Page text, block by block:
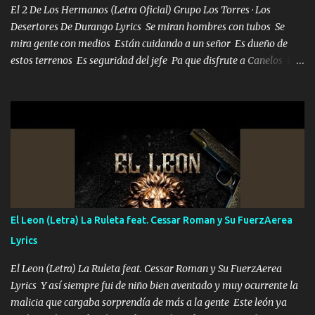
mueven solo por el interés P...
El 2 De Los Hermanos (Letra Oficial) Grupo Los Torres · Los
Desertores De Durango Lyrics Se miran hombres con tubos Se
mira gente con medios Están cuidando a un señor Es dueño de
estos terrenos Es seguridad del jefe Pa que disfrute a Canelos Es
ni tampoco las mujeres porque es platica de grandes por eso hay
que estar alegres doy las instrucciones para atender los deberes
Música Si es que salta algún problema de confianza tengo gente
ahí está el Hombre Cuarenta y también Pariente 7 arreglan
cualquier problema no más es cuestión que ordené NOS HACE
FALTA UN HERMANO DE CLAVE ERA EL 24 SIEMPRE FUE UN
HOMBRE VALIENTE POR ALGO M'URIÓ PELEAND0 SIEMPRE
VIO POR LA FAMILIA PARA QUE SIGA EL LEGADO Es el DOS de
los HERMANOS un cerebro inteligente y com...
El Leon (Letra) La Ruleta feat. Cessar Roman y Su FuerzAerea
Lyrics
El Leon (Letra) La Ruleta feat. Cessar Roman y Su FuerzAerea
Lyrics Y así siempre fui de niño bien aventado y muy ocurrente la
malicia que cargaba sorprendía de más a la gente Este león ya